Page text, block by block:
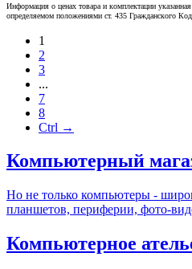
Информация о ценах товара и комплектации
определяемом положениями ст. 435 Гражданского
1
2
3
...
7
8
Ctrl →
Компьютерный
Но не только компьютеры -
планшетов, периферии, фото-
Компьютерное